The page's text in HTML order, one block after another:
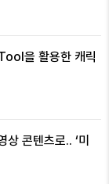
을 활용한 캐릭
콘텐츠로.. ‘미